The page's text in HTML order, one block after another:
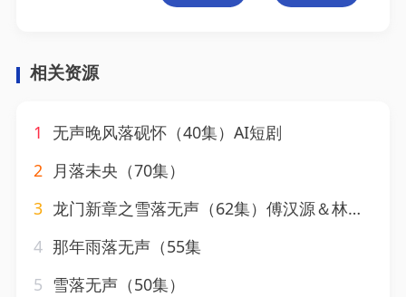
相关资源
1
无声晚风落砚怀（40集）AI短剧
2 月落未央（70集）
3 龙门新章之雪落无声（62集）傅汉源＆林君怡
4 那年雨落无声（55集
5 雪落无声（50集）